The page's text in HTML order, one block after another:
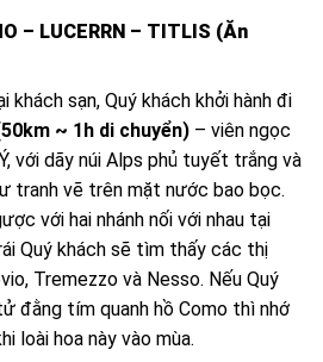
– LUCERRN – TITLIS (Ăn
khách sạn, Quý khách khởi hành đi
~ 1h di chuyển) – viên ngọc
với dãy núi Alps phủ tuyết trắng và
tranh vẽ trên mặt nước bao bọc.
với hai nhánh nối với nhau tại
Quý khách sẽ tìm thấy các thị
Tremezzo và Nesso. Nếu Quý
đằng tím quanh hồ Como thì nhớ
loài hoa này vào mùa.